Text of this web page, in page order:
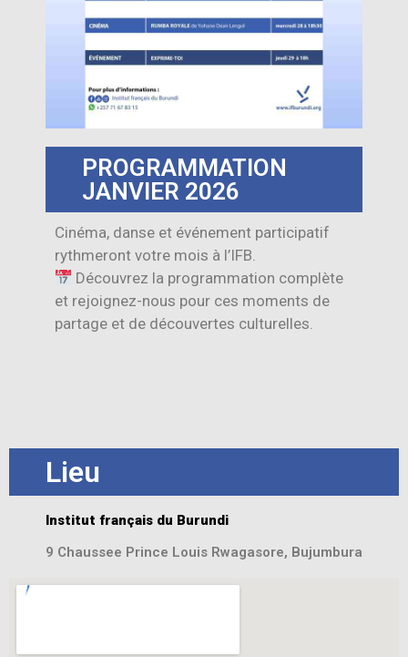
PROGRAMMATION
JANVIER 2026
Cinéma, danse et événement participatif
rythmeront votre mois à l’IFB.
Découvrez la programmation complète
et rejoignez-nous pour ces moments de
partage et de découvertes culturelles.
Lieu
Institut français du Burundi
9 Chaussee Prince Louis Rwagasore, Bujumbura